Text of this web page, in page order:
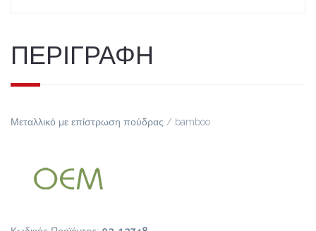
ΠΕΡΙΓΡΑΦΗ
Μεταλλικό με επίστρωση πούδρας / bamboo